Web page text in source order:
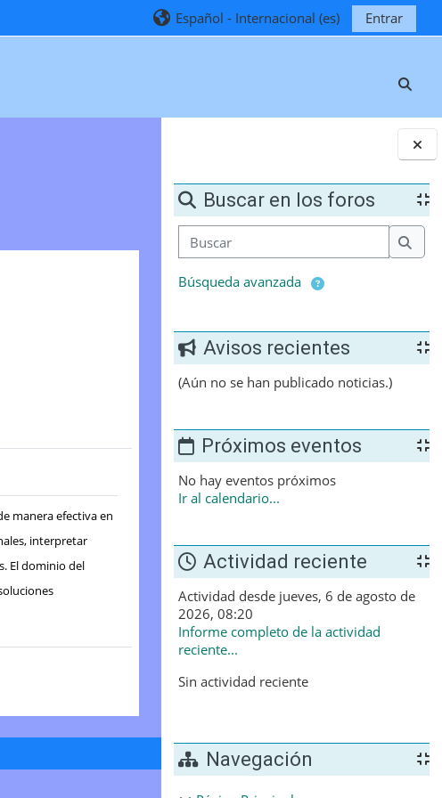
Bloques
Buscar en los foros
Buscar
Búsqueda avanzada
Avisos recientes
(Aún no se han publicado noticias.)
Próximos eventos
No hay eventos próximos
Ir al calendario...
Actividad reciente
Actividad desde jueves, 6 de agosto de
2026, 08:20
Informe completo de la actividad
reciente...
Sin actividad reciente
Navegación
Español - Internacional ‎(es)‎ Entrar
manera efectiva en
interpretar
El dominio del